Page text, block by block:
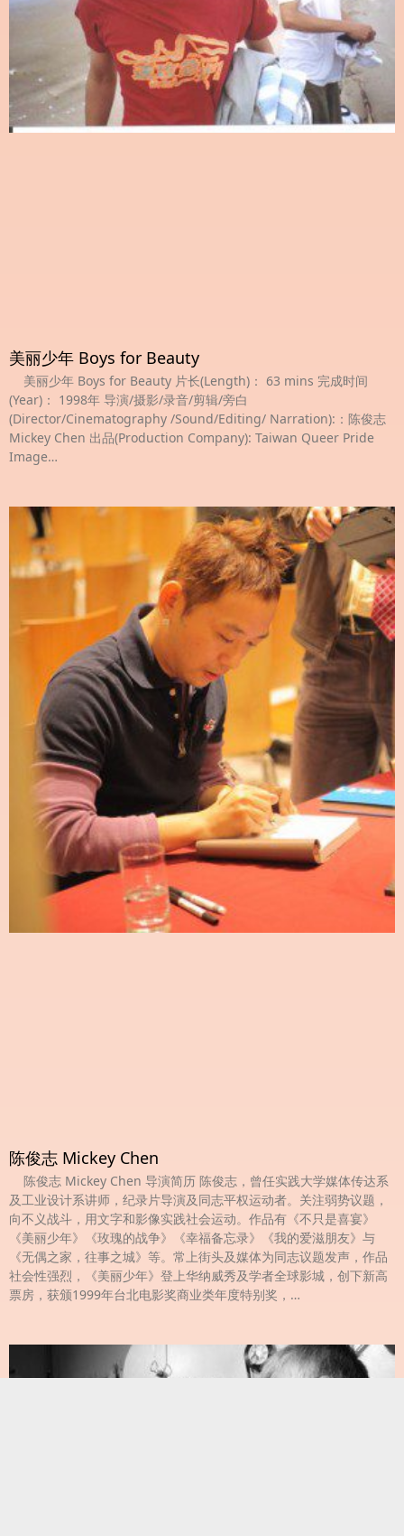
美丽少年 Boys for Beauty
美丽少年 Boys for Beauty 片长(Length)： 63 mins 完成时间
(Year)： 1998年 导演/摄影/录音/剪辑/旁白
(Director/Cinematography /Sound/Editing/ Narration):：陈俊志
Mickey Chen 出品(Production Company): Taiwan Queer Pride
Image…
陈俊志 Mickey Chen
陈俊志 Mickey Chen 导演简历 陈俊志，曾任实践大学媒体传达系
及工业设计系讲师，纪录片导演及同志平权运动者。关注弱势议题，
向不义战斗，用文字和影像实践社会运动。作品有《不只是喜宴》
《美丽少年》《玫瑰的战争》《幸福备忘录》《我的爱滋朋友》与
《无偶之家，往事之城》等。常上街头及媒体为同志议题发声，作品
社会性强烈，《美丽少年》登上华纳威秀及学者全球影城，创下新高
票房，获颁1999年台北电影奖商业类年度特别奖，…